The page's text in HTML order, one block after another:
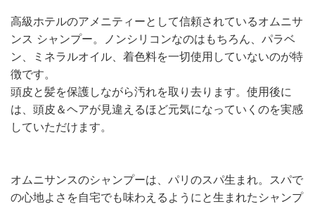
高級ホテルのアメニティーとして信頼されているオムニサ
ンス シャンプー。ノンシリコンなのはもちろん、パラベ
ン、ミネラルオイル、着色料を一切使用していないのが特
徴です。
頭皮と髪を保護しながら汚れを取り去ります。使用後に
は、頭皮＆ヘアが見違えるほど元気になっていくのを実感
していただけます。
オムニサンスのシャンプーは、パリのスパ生まれ。スパで
の心地よさを自宅でも味わえるようにと生まれたシャンプ